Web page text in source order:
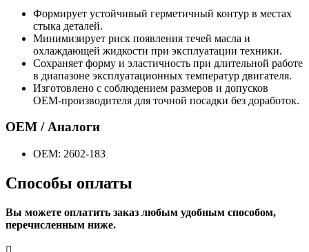
Формирует устойчивый герметичный контур в местах
стыка деталей.
Минимизирует риск появления течей масла и
охлаждающей жидкости при эксплуатации техники.
Сохраняет форму и эластичность при длительной работе
в диапазоне эксплуатационных температур двигателя.
Изготовлено с соблюдением размеров и допусков
OEM‑производителя для точной посадки без доработок.
OEM / Аналоги
OEM: 2602-183
Способы оплаты
Вы можете оплатить заказ любым удобным способом,
перечисленным ниже.